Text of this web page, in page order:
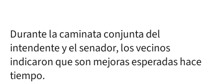
Durante la caminata conjunta del
intendente y el senador, los vecinos
indicaron que son mejoras esperadas hace
tiempo.